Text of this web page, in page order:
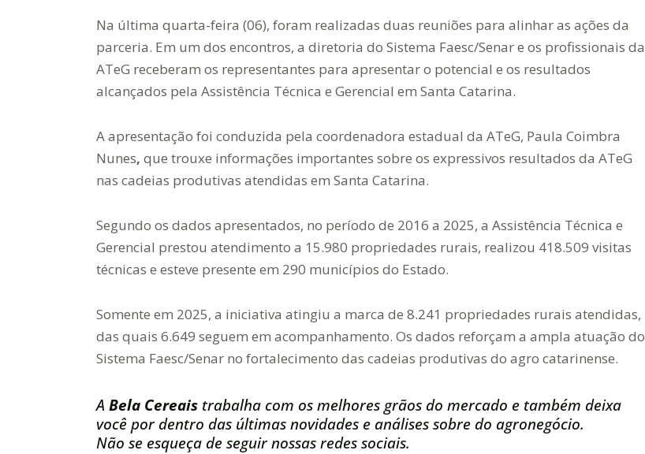
Na última quarta-feira (06), foram realizadas duas reuniões para alinhar as ações da
parceria. Em um dos encontros, a diretoria do Sistema Faesc/Senar e os profissionais da
ATeG receberam os representantes para apresentar o potencial e os resultados
alcançados pela Assistência Técnica e Gerencial em Santa Catarina.
A apresentação foi conduzida pela coordenadora estadual da ATeG, Paula Coimbra
Nunes, que trouxe informações importantes sobre os expressivos resultados da ATeG
nas cadeias produtivas atendidas em Santa Catarina.
Segundo os dados apresentados, no período de 2016 a 2025, a Assistência Técnica e
Gerencial prestou atendimento a 15.980 propriedades rurais, realizou 418.509 visitas
técnicas e esteve presente em 290 municípios do Estado.
Somente em 2025, a iniciativa atingiu a marca de 8.241 propriedades rurais atendidas,
das quais 6.649 seguem em acompanhamento. Os dados reforçam a ampla atuação do
Sistema Faesc/Senar no fortalecimento das cadeias produtivas do agro catarinense.
A Bela Cereais trabalha com os melhores grãos do mercado e também deixa
você por dentro das últimas novidades e análises sobre do agronegócio.
Não se esqueça de seguir nossas redes sociais.